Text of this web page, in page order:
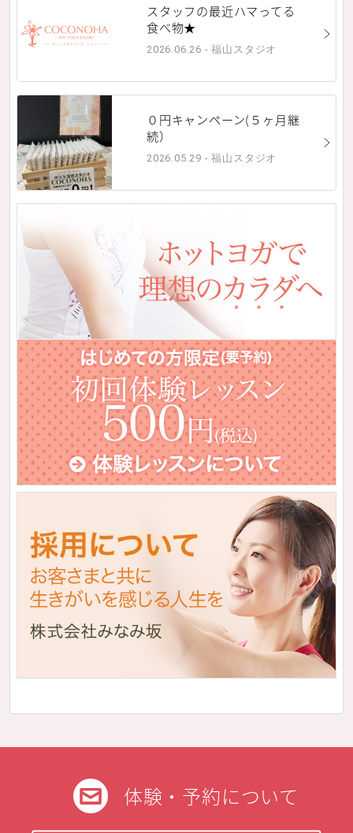
スタッフの最近ハマってる
食べ物★
2026.06.26 - 福山スタジオ
０円キャンペーン(５ヶ月継
続）
2026.05.29 - 福山スタジオ
体験・予約について